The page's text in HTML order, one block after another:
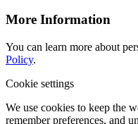
More Information
You can learn more about
Policy.
Cookie settings
We use cookies to keep the
remember preferences, and